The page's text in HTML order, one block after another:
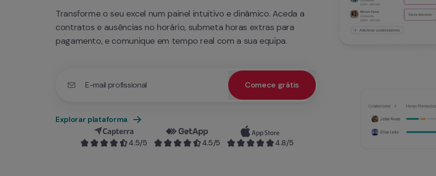
Transforme o seu excel num painel intuitivo e dinâmico. Aceda a
contratos e ausências no horário, submeta horas extras para
pagamento, e comunique em tempo real com a sua equipa.
E-mail profissional Comece grátis
Utilize o seu e-mail profissional para obter acesso prioritário à demonstração e um serviço personalizado
Explorar plataforma
4.5/5 4.5/5 4.8/5